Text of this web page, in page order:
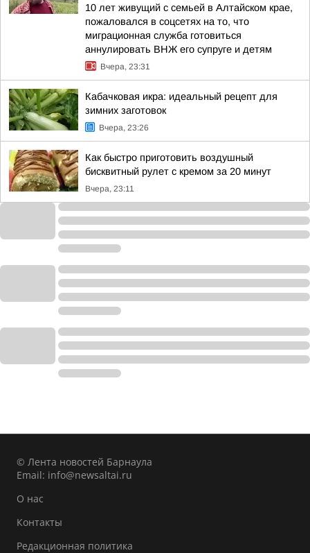
10 лет живущий с семьей в Алтайском крае,
пожаловался в соцсетях на то, что
миграционная служба готовиться
аннулировать ВНЖ его супруге и детям
Вчера, 23:31
Кабачковая икра: идеальный рецепт для
зимних заготовок
Вчера, 23:26
Как быстро приготовить воздушный
бисквитный рулет с кремом за 20 минут
Вчера, 23:11
© Лента новостей Барнаула
Email: info@newsaltai.ru
О нас
Контакты
Редакционная политика